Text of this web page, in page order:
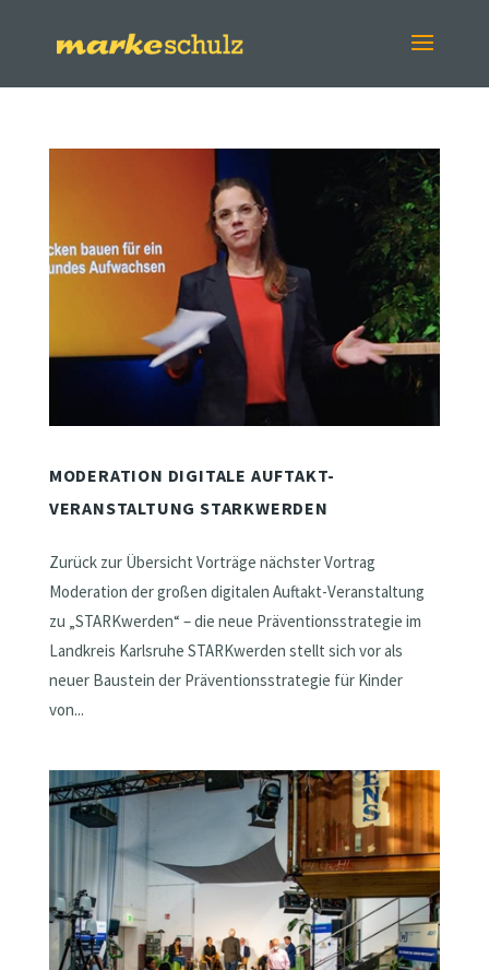
MODERATION DIGITALE AUFTAKT-
VERANSTALTUNG STARKWERDEN
Zurück zur Übersicht Vorträge nächster Vortrag
Moderation der großen digitalen Auftakt-Veranstaltung
zu „STARKwerden“ – die neue Präventionsstrategie im
Landkreis Karlsruhe STARKwerden stellt sich vor als
neuer Baustein der Präventionsstrategie für Kinder
von...